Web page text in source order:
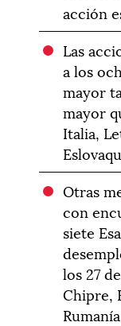
acción
Las
a los
mayor
mayor
Italia,
Otras
con
siete
los 27
Chipre,